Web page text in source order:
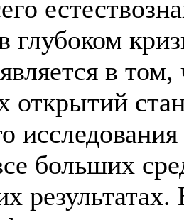
глубоком
в
открытий
больших
результатах.